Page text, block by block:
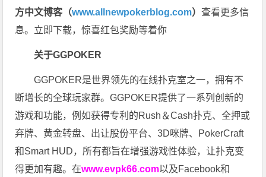
方中文博客（www.allnewpokerblog.com）查看更多信
息。立即下载，惊喜红包奖励等着你
关于GGPOKER
GGPOKER是世界领先的在线扑克室之一，拥有不
断增长的全球玩家群。GGPOKER提供了一系列创新的
游戏和功能，例如获得专利的Rush＆Cash扑克、全押或
弃牌、黄金转盘、出让股份平台、3D咪牌、PokerCraft
和Smart HUD，所有都旨在增强游戏性体验，让扑克变
得更加有趣。在www.evpk66.com以及Facebook和